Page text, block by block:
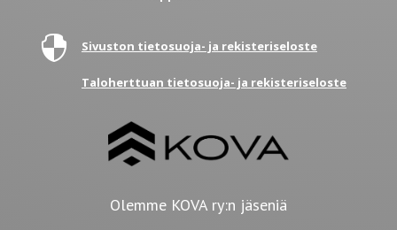
 Sivuston tietosuoja- ja rekisteriseloste
Taloherttuan tietosuoja- ja rekisteriseloste
Olemme KOVA ry:n jäseniä